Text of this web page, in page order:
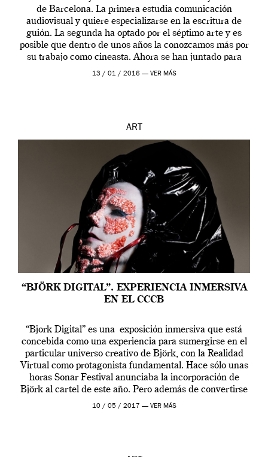
de Barcelona. La primera estudia comunicación
audiovisual y quiere especializarse en la escritura de
guión. La segunda ha optado por el séptimo arte y es
posible que dentro de unos años la conozcamos más por
su trabajo como cineasta. Ahora se han juntado para
contarnos una […]
13 / 01 / 2016 — VER MÁS
ART
“BJÖRK DIGITAL”. EXPERIENCIA INMERSIVA
EN EL CCCB
“Bjork Digital” es una exposición inmersiva que está
concebida como una experiencia para sumergirse en el
particular universo creativo de Björk, con la Realidad
Virtual como protagonista fundamental. Hace sólo unas
horas Sonar Festival anunciaba la incorporación de
Björk al cartel de este año. Pero además de convertirse
en una de las actuaciones más relevantes […]
10 / 05 / 2017 — VER MÁS